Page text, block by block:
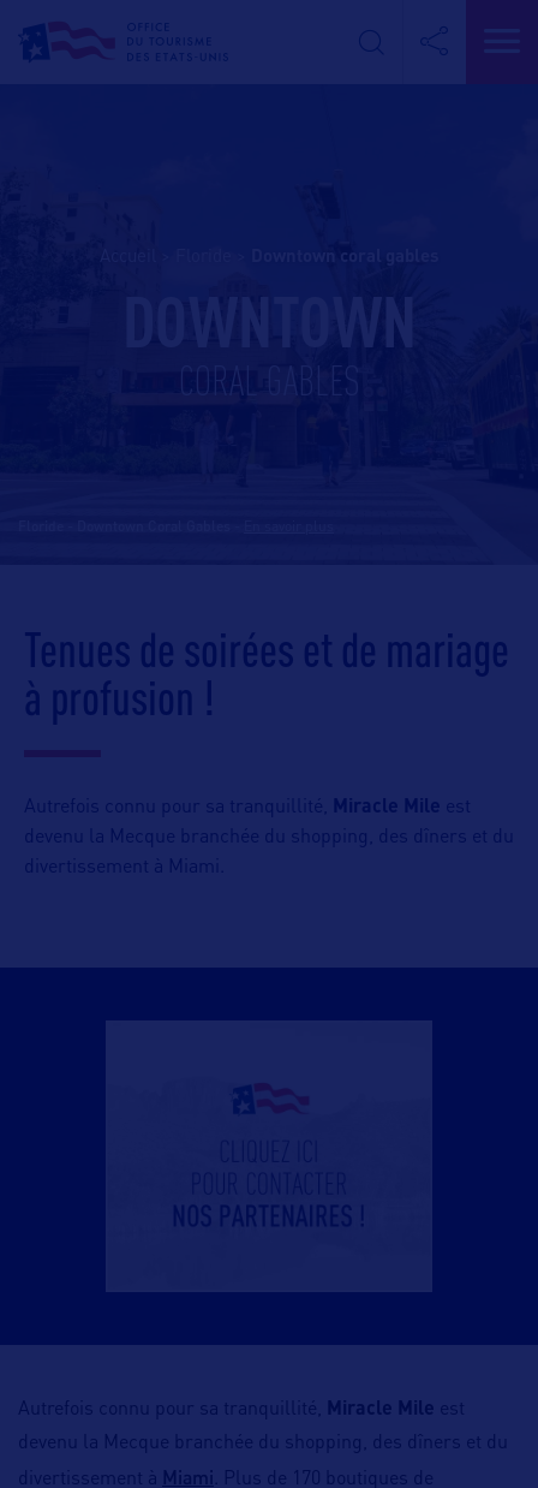
downtown coral gables
DOWNTOWN
CORAL GABLES
Tenues de soirées et de mariage
à profusion !
Autrefois connu pour sa tranquillité, Miracle Mile est
devenu la Mecque branchée du shopping, des dîners et du
divertissement à Miami.
Autrefois connu pour sa tranquillité, Miracle Mile est
devenu la Mecque branchée du shopping, des dîners et du
divertissement à Miami . Plus de 170 boutiques de